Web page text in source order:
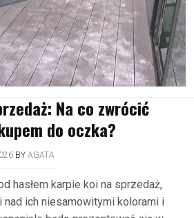
Na co zwrócić
do oczka?
BY AGATA
hasłem karpie koi na sprzedaż,
nad ich niesamowitymi kolorami i